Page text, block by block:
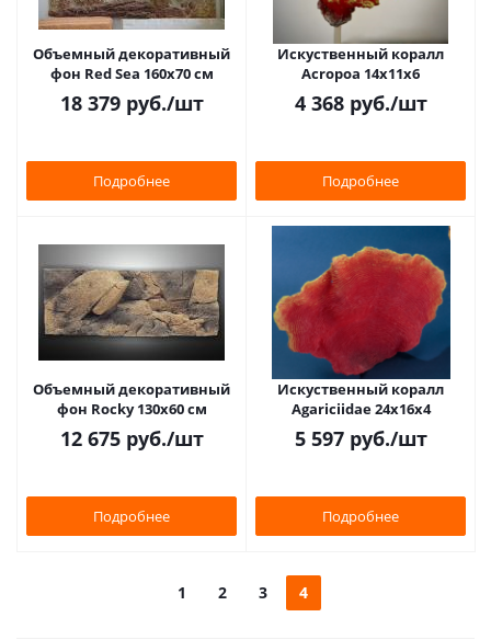
Объемный декоративный
фон Red Sea 160х70 см
18 379руб./шт
Подробнее
Искуственный коралл
Acropoa 14x11x6
4 368руб./шт
Подробнее
Объемный декоративный
фон Rocky 130х60 см
12 675руб./шт
Подробнее
Искуственный коралл
Agariciidae 24x16x4
5 597руб./шт
Подробнее
1 2 3 4